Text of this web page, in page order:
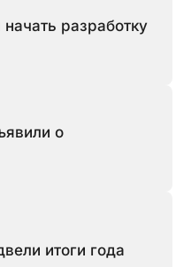
разработку
о
итоги года